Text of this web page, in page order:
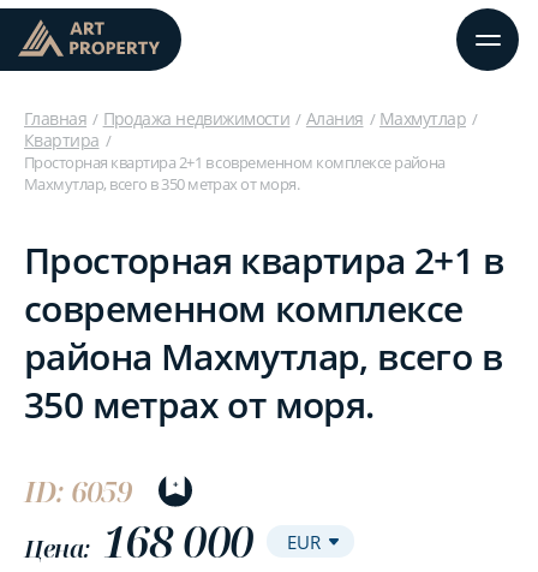
Главная Продажа недвижимости Алания
Махмутлар
Квартира
Просторная квартира 2+1 в современном комплексе района
Махмутлар, всего в 350 метрах от моря.
Просторная квартира 2+1 в
современном комплексе
района Махмутлар, всего в
350 метрах от моря.
ID: 6059
Цена: 168 000